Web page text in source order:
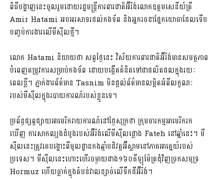
ពិធីបង្ហាញនេះចូលរួមដោយរដ្ឋមន្ត្រីការពារជាតិអ៊ីរ៉ង់លោកឧត្ដមសេនីយ៍ត្រី
Amir Hatami អបអរសាទរដល់កងទ័ព និងអ្នករចនាផ្នែកយោធាដែលទើប
បញ្ចប់ការងារលើមីស៊ីលថ្មី។
លោក Hatami និយាយថា សព្វថ្ងៃនេះ វិស័យការពារជាតិអ៊ីរ៉ង់មានសមត្ថភាព
បំពេញតម្រូវការសម្រាប់កងទ័ព ដោយបង្កើតគំនិតទៅជាផលិតផលក្នុង​រយៈ
ពេល​ខ្លី។ ភ្នាក់ងារព័ត៌មាន Tasnim មិនផ្តល់ព័ត៌មានលម្អិតអំពីលក្ខណៈ
របស់មីស៊ីលក្នុង​របាយការណ៍របស់ខ្លួនទេ។
ប្រព័ន្ធផ្សព្វផ្សាយអាមេរិករាយការណ៍នៅថ្ងៃសុក្រថា ក្រុមចារកម្មអាមេរិករក
ឃើញ ការសាកល្បងដំបូងរបស់អ៊ីរ៉ង់លើមីស៊ីលផ្លោង Fateh នៅឆ្នាំនេះ។ មី
ស៊ីលនេះត្រូវគេបង្ហោះពីមូលដ្ឋានកងឆ្មាំបដិវត្តអ៊ីស្លាមនៅភាគអាគ្នេយ៍របស់
ប្រទេស។ មីស៊ីលនេះហោះហើរចម្ងាយជាង១៦០គីឡូម៉ែត្រជុំវិញច្រកសមុទ្រ
Hormuz ហើយធ្លាក់ក្នុងតំបន់វាលខ្សាច់លើទឹកដីអ៊ីរ៉ង់។